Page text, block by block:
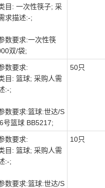
目: 一次性筷子; 采
求描述:-;
数要求:一次性筷
双/袋;
数要求:
目: 篮球; 采购人需
:-;
数要求:篮球:世达/S
号篮球 BB5217;
50只
数要求:
目: 篮球; 采购人需
:-;
数要求:篮球:世达/S
10只